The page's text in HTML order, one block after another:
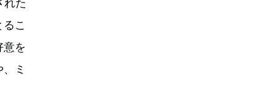
れた
こ
意を
ミ